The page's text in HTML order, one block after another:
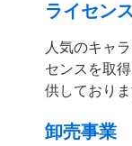
ライセン
人気のキャ
センスを取
供しておりま
卸売事業